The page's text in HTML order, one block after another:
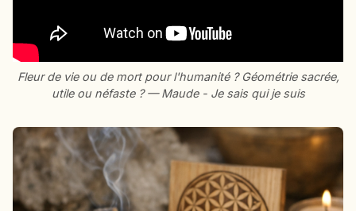
Fleur de vie ou de mort pour l'humanité ? Géométrie sacrée,
utile ou néfaste ? — Maude - Je sais qui je suis